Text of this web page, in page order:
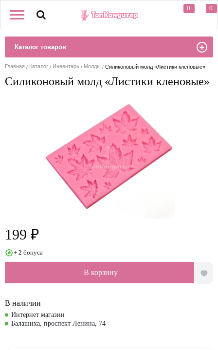
0 0
Каталог товаров
Главная Каталог Инвентарь Молды Силиконовый молд «Листики кленовые»
Силиконовый молд «Листики кленовые»
199 ₽
+ 2 бонуса
В корзину
В наличии
Интернет магазин
Балашиха, проспект Ленина, 74